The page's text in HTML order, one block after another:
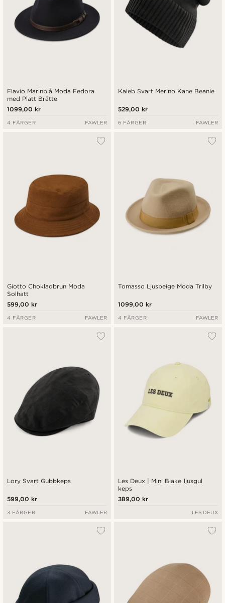
Flavio Marinblå Moda Fedora
med Platt Brätte
1099,00 kr
4 FÄRGER FAWLER
Kaleb Svart Merino Kane Beanie
529,00 kr
6 FÄRGER FAWLER
Giotto Chokladbrun Moda
Solhatt
599,00 kr
4 FÄRGER FAWLER
Tomasso Ljusbeige Moda Trilby
1099,00 kr
4 FÄRGER FAWLER
Lory Svart Gubbkeps
599,00 kr
3 FÄRGER FAWLER
Les Deux | Mini Blake ljusgul
keps
389,00 kr
LES DEUX